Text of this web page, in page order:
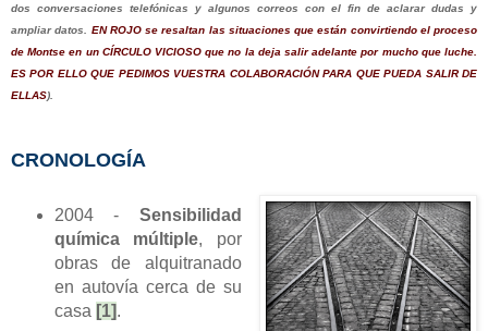
dos conversaciones telefónicas y algunos correos con el fin de aclarar dudas y
ampliar datos. EN ROJO se resaltan las situaciones que están convirtiendo el proceso
de Montse en un CÍRCULO VICIOSO que no la deja salir adelante por mucho que luche.
ES POR ELLO QUE PEDIMOS VUESTRA COLABORACIÓN PARA QUE PUEDA SALIR DE
ELLAS).
CRONOLOGÍA
2004 -Sensibilidad
química múltiple, por
obras de alquitranado
en autovía cerca de su
casa [1].